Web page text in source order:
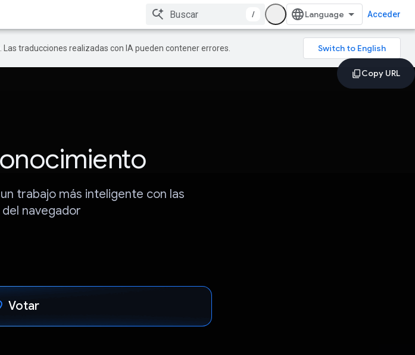
/ Acceder
traducciones realizadas con IA pueden contener errores.
trabajo más inteligente con las
navegador
Votar